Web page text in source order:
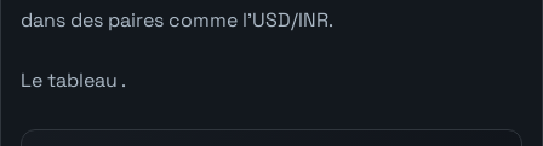
dans des paires comme l'USD/INR.
Le tableau .